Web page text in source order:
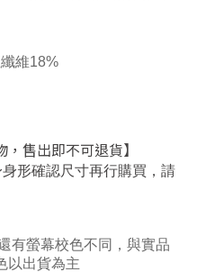
維18%
，售出即不可退貨】
形確認尺寸再行購買 ， 請
有螢幕校色不同，與實品
以出貨為主